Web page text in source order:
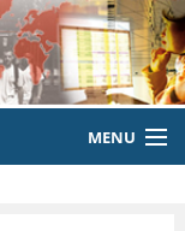
MENU